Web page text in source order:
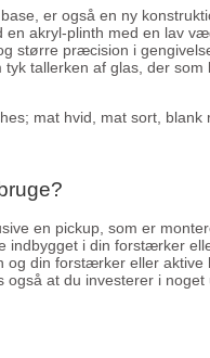
er også en ny
en akryl-plinth med en lav
større præcision i
tallerken af glas, der
mat hvid, mat sort,
en pickup, som er
indbygget i din forstærker
og din forstærker eller aktive
også at du investerer i